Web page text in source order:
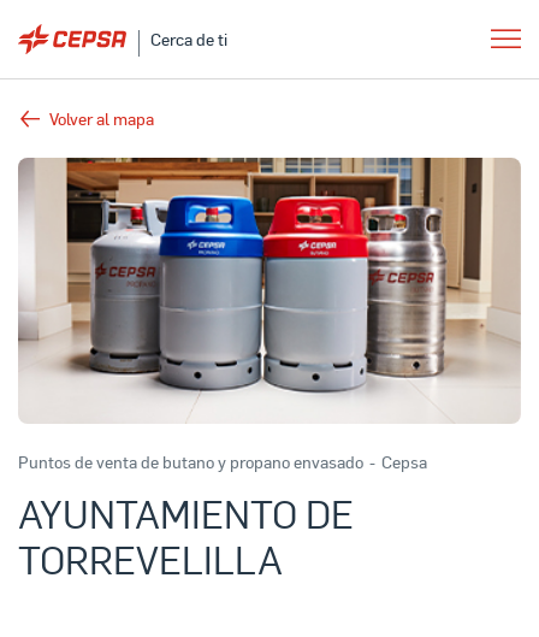
Cerca de ti
Volver al mapa
Puntos de venta de butano y propano envasado - Cepsa
AYUNTAMIENTO DE
TORREVELILLA